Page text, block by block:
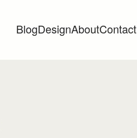
BlogDesignAboutContact